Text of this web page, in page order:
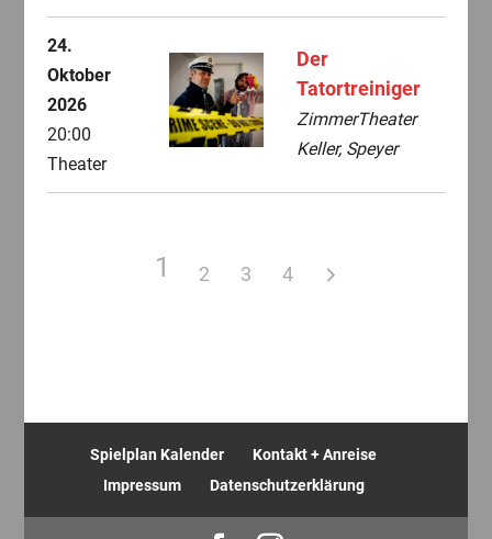
24.
Oktober
2026
20:00
Theater
Der
Tatortreiniger
ZimmerTheater
Keller, Speyer
1 2 3 4
Spielplan Kalender
Kontakt + Anreise
Impressum
Datenschutzerklärung